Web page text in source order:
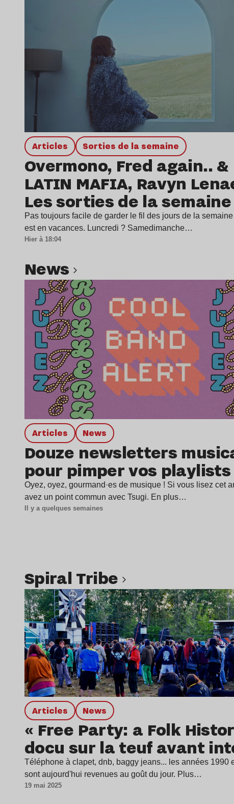
Articles Sorties de la semaine
Overmono, Fred again.. &
LATIN MAFIA, Ravyn
Les sorties de la semaine
Pas toujours facile de garder le fil des jours de la
est en vacances. Luncredi ? Samedimanche…
Hier à 18:04
news
Articles news
Douze newsletters
pour pimper vos playlists
Oyez, oyez, gourmand·es de musique ! Si vous lisez cet
avez un point commun avec Tsugi. En plus…
Il y a quelques semaines
Spiral Tribe
Articles news
« Free Party: a Folk
docu sur la teuf avant
Téléphone à clapet, dnb, baggy jeans... les années 1990
sont aujourd'hui revenues au goût du jour. Plus…
19 mai 2025
Lire l’article